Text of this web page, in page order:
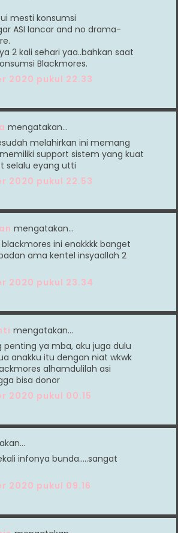
mesti konsumsi
ASI lancar and no drama-
2 kali sehari yaa..bahkan saat
Blackmores.
2020 pukul 22.33
mengatakan…
melahirkan ini memang
support sistem yang kuat
selalu eyang utti
2020 pukul 22.53
mengatakan…
ini enakkkk banget
ama kentel insyaallah 2
2020 pukul 23.34
mengatakan…
ya mba, aku juga dulu
anakku itu dengan niat wkwk
alhamdulilah asi
bisa donor
2020 pukul 00.15
infonya bunda.....sangat
2020 pukul 09.16